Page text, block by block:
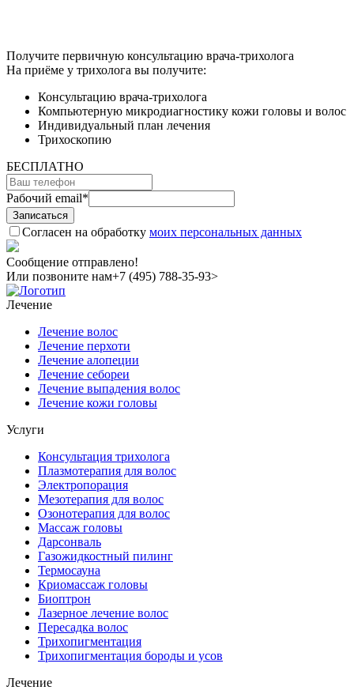
Получите первичную консультацию врача-трихолога
На приёме у трихолога вы получите:
Консультацию врача-трихолога
Компьютерную микродиагностику кожи головы и волос
Индивидуальный план лечения
Трихоскопию
БЕСПЛАТНО
Рабочий email*
Согласен на обработку моих персональных данных
Сообщение отправлено!
Или позвоните нам+7 (495) 788-35-93>
Лечение
Лечение волос
Лечение перхоти
Лечение алопеции
Лечение себореи
Лечение выпадения волос
Лечение кожи головы
Услуги
Консультация трихолога
Плазмотерапия для волос
Электропорация
Мезотерапия для волос
Озонотерапия для волос
Массаж головы
Дарсонваль
Газожидкостный пилинг
Термосауна
Криомассаж головы
Биоптрон
Лазерное лечение волос
Пересадка волос
Трихопигментация
Трихопигментация бороды и усов
Лечение